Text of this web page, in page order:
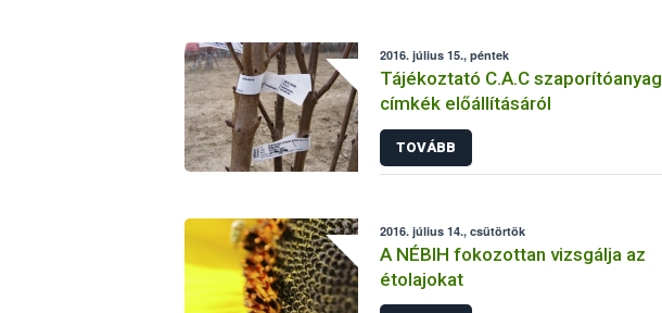
2016. július 15., péntek
Tájékoztató C.A.C szaporítóanyag
címkék előállításáról
TOVÁBB
2016. július 14., csütörtök
A NÉBIH fokozottan vizsgálja az
étolajokat